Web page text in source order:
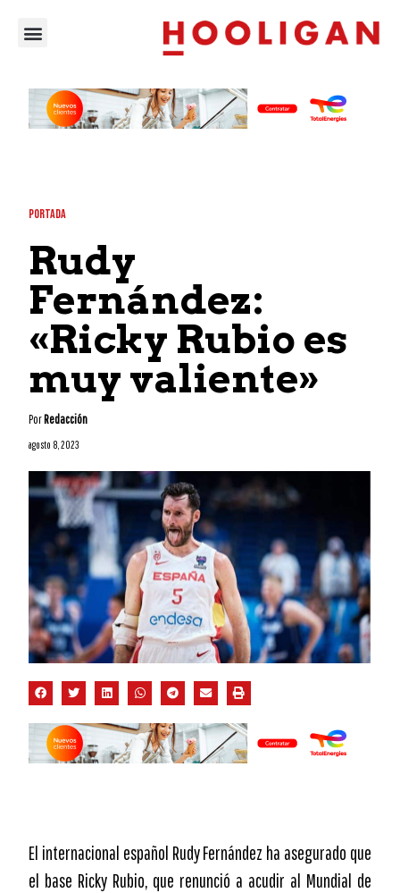
PORTADA
Rudy
Fernández:
«Ricky Rubio es
muy valiente»
PorRedacción
agosto 8, 2023
El internacional español Rudy Fernández ha asegurado que
el base Ricky Rubio, que renunció a acudir al Mundial de